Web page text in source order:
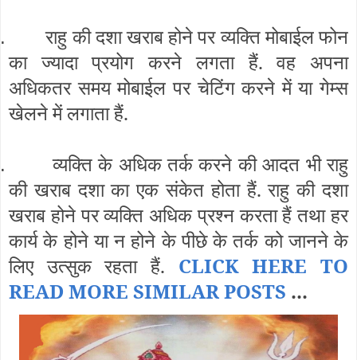
राहु की दशा खराब होने पर व्यक्ति मोबाईल फोन
का ज्यादा प्रयोग करने लगता हैं. वह अपना
अधिकतर समय मोबाईल पर चेटिंग करने में या गेम्स
खेलने में लगाता हैं.
व्यक्ति के अधिक तर्क करने की आदत भी राहु
की खराब दशा का एक संकेत होता हैं. राहु की दशा
खराब होने पर व्यक्ति अधिक प्रश्न करता हैं तथा हर
कार्य के होने या न होने के पीछे के तर्क को जानने के
लिए उत्सुक रहता हैं. CLICK HERE TO
READ MORE SIMILAR POSTS ...